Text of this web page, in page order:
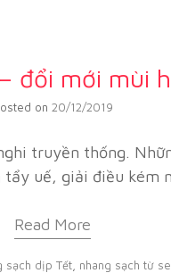
đổi mới mùi
on 20/12/2019
truyền thống.
uế, giải điều
Read More
sạch dịp Tết nhang sạch từ